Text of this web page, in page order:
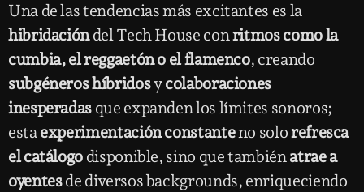
Una de las tendencias más excitantes es la
hibridacióndel Tech House conritmos como la
cumbia, el reggaetón o el flamenco, creando
subgéneros híbridosycolaboraciones
inesperadas que expanden los límites sonoros;
estaexperimentación constanteno solorefresca
el catálogo disponible, sino que tambiénatrae a
oyentesde diversos backgrounds, enriqueciendo